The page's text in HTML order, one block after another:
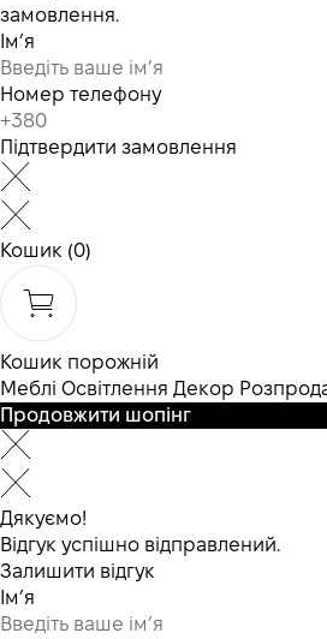
замовлення.
Ім’я
Номер телефону
Підтвердити замовлення
Кошик (0)
Кошик порожній
Меблі Освітлення Декор
Продовжити шопінг
Дякуємо!
Відгук успішно відправлений.
Залишити відгук
Ім’я